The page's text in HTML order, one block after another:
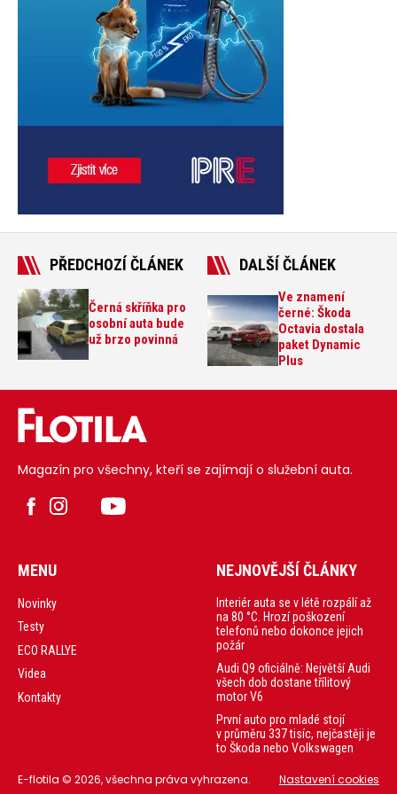
PŘEDCHOZÍ ČLÁNEK
Černá skříňka pro
osobní auta bude
už brzo povinná
DALŠÍ ČLÁNEK
Ve znamení
černé: Škoda
Octavia dostala
paket Dynamic
Plus
Magazín pro všechny, kteří se zajímají o služební auta.
MENU
Novinky
Testy
ECO RALLYE
Videa
Kontakty
NEJNOVĚJŠÍ ČLÁNKY
Interiér auta se v létě rozpálí až
na 80 °C. Hrozí poškození
telefonů nebo dokonce jejich
požár
Audi Q9 oficiálně: Největší Audi
všech dob dostane třílitový
motor V6
První auto pro mladé stojí
v průměru 337 tisíc, nejčastěji je
to Škoda nebo Volkswagen
E-flotila © 2026, všechna práva vyhrazena. Nastavení cookies